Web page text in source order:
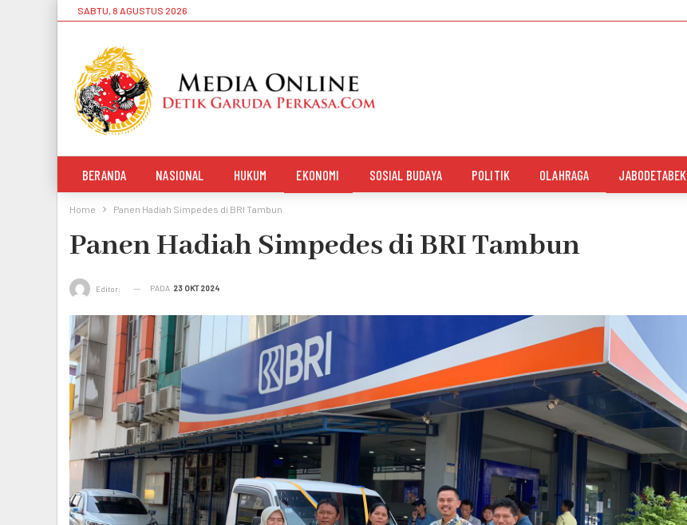
SABTU, 8 AGUSTUS 2026
BERANDA NASIONAL HUKUM EKONOMI SOSIAL BUDAYA POLITIK OLAHRAGA JABODETABEK
Home Panen Hadiah Simpedes di BRI Tambun
Panen Hadiah Simpedes di BRI Tambun
Editor: PADA 23 OKT 2024